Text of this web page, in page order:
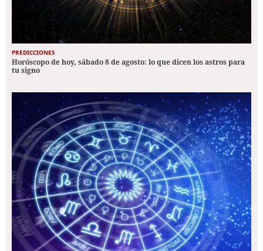
PREDICCIONES
Horóscopo de hoy, sábado 8 de agosto: lo que dicen los astros para
tu signo